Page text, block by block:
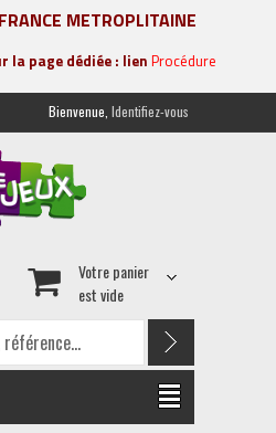
METROPLITAINE
la page dédiée : lien Procédure
Bienvenue, Identifiez-vous
Votre panier
est vide